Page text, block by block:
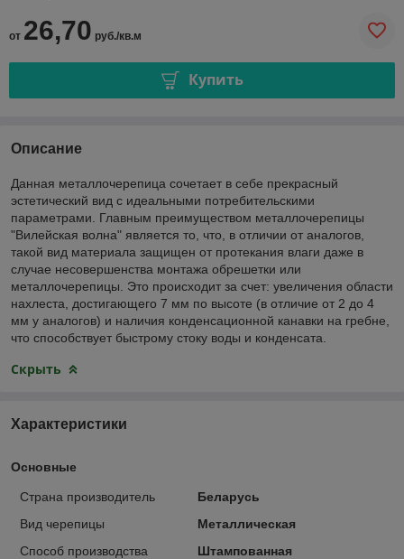
от 26,70 руб./кв.м
Купить
Описание
Данная металлочерепица сочетает в себе прекрасный
эстетический вид с идеальными потребительскими
параметрами. Главным преимуществом металлочерепицы
"Вилейская волна" является то, что, в отличии от аналогов,
такой вид материала защищен от протекания влаги даже в
случае несовершенства монтажа обрешетки или
металлочерепицы. Это происходит за счет: увеличения области
нахлеста, достигающего 7 мм по высоте (в отличие от 2 до 4
мм у аналогов) и наличия конденсационной канавки на гребне,
что способствует быстрому стоку воды и конденсата.
Скрыть
Характеристики
Основные
Страна производитель
Беларусь
Вид черепицы
Металлическая
Способ производства
Штампованная